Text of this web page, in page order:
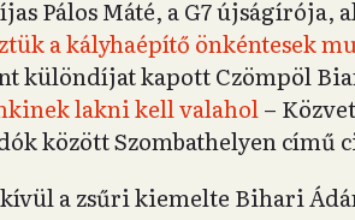
Pálos Máté, a G7 újságírója,
a kályhaépítő önkéntesek
különdíjat kapott Czömpöl
lakni kell valahol–
között Szombathelyen című
a zsűri kiemelte Bihari